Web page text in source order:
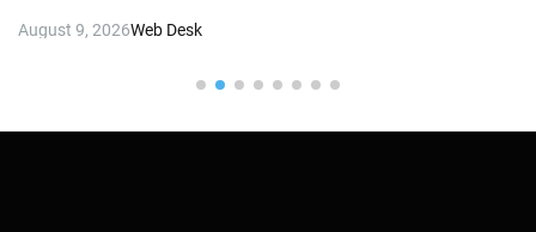
August 9, 2026Web Desk